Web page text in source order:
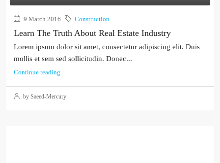
9 March 2016 Construction
Learn The Truth About Real Estate Industry
Lorem ipsum dolor sit amet, consectetur adipiscing elit. Duis
mollis et sem sed sollicitudin. Donec...
Continue reading
by Saeed-Mercury